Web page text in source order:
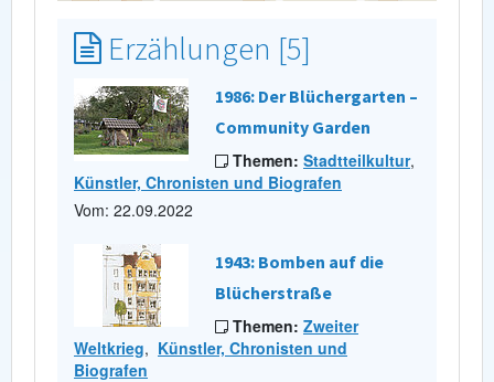
Erzählungen [5]
1986: Der Blüchergarten –
Community Garden
Themen: Stadtteilkultur,
Künstler, Chronisten und Biografen
Vom: 22.09.2022
1943: Bomben auf die
Blücherstraße
Themen: Zweiter
Weltkrieg, Künstler, Chronisten und
Biografen